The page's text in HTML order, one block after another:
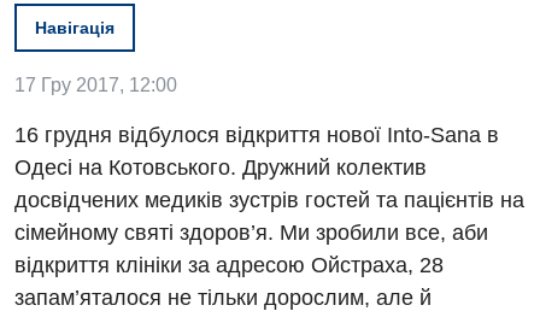
Заходи БПР
Інтернатура
Енциклопедія
Програма лояльності
Відгуки
Відео
Діагностика
Ангіографічні дослідження
Діагностичне відділення
Ендоскопічне відділення
Інструментальна діагностика
Комп’ютерна томографія
Відділ госпіталізації
Відділення кардіосудинної патології та неврології
Відділення невідкладних станів
Відділення інтенсивної терапії
Навігація
17 Гру 2017, 12:00
16 грудня відбулося відкриття нової Into-Sana в
Одесі на Котовського. Дружний колектив
досвідчених медиків зустрів гостей та пацієнтів на
сімейному святі здоров’я. Ми зробили все, аби
відкриття клініки за адресою Ойстраха, 28
запам’яталося не тільки дорослим, але й